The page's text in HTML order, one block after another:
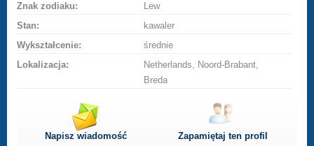
Znak zodiaku:
Lew
Stan:
kawaler
Wykształcenie:
średnie
Lokalizacja:
Netherlands, Noord-Brabant,
Breda
Napisz wiadomość Zapamiętaj ten profil